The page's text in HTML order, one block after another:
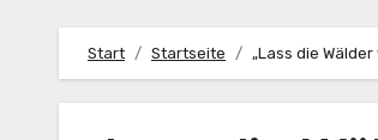
Start Startseite „Lass die